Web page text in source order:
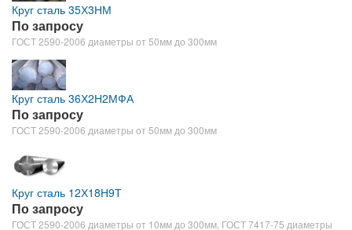
Круг сталь 35Х3НМ
По запросу
ГОСТ 2590-2006 диаметры от 50мм до 300мм
Круг сталь 36Х2Н2МФА
По запросу
ГОСТ 2590-2006 диаметры от 50мм до 300мм
Круг сталь 12Х18Н9Т
По запросу
ГОСТ 2590-2006 диаметры от 10мм до 300мм, ГОСТ 7417-75 диаметры